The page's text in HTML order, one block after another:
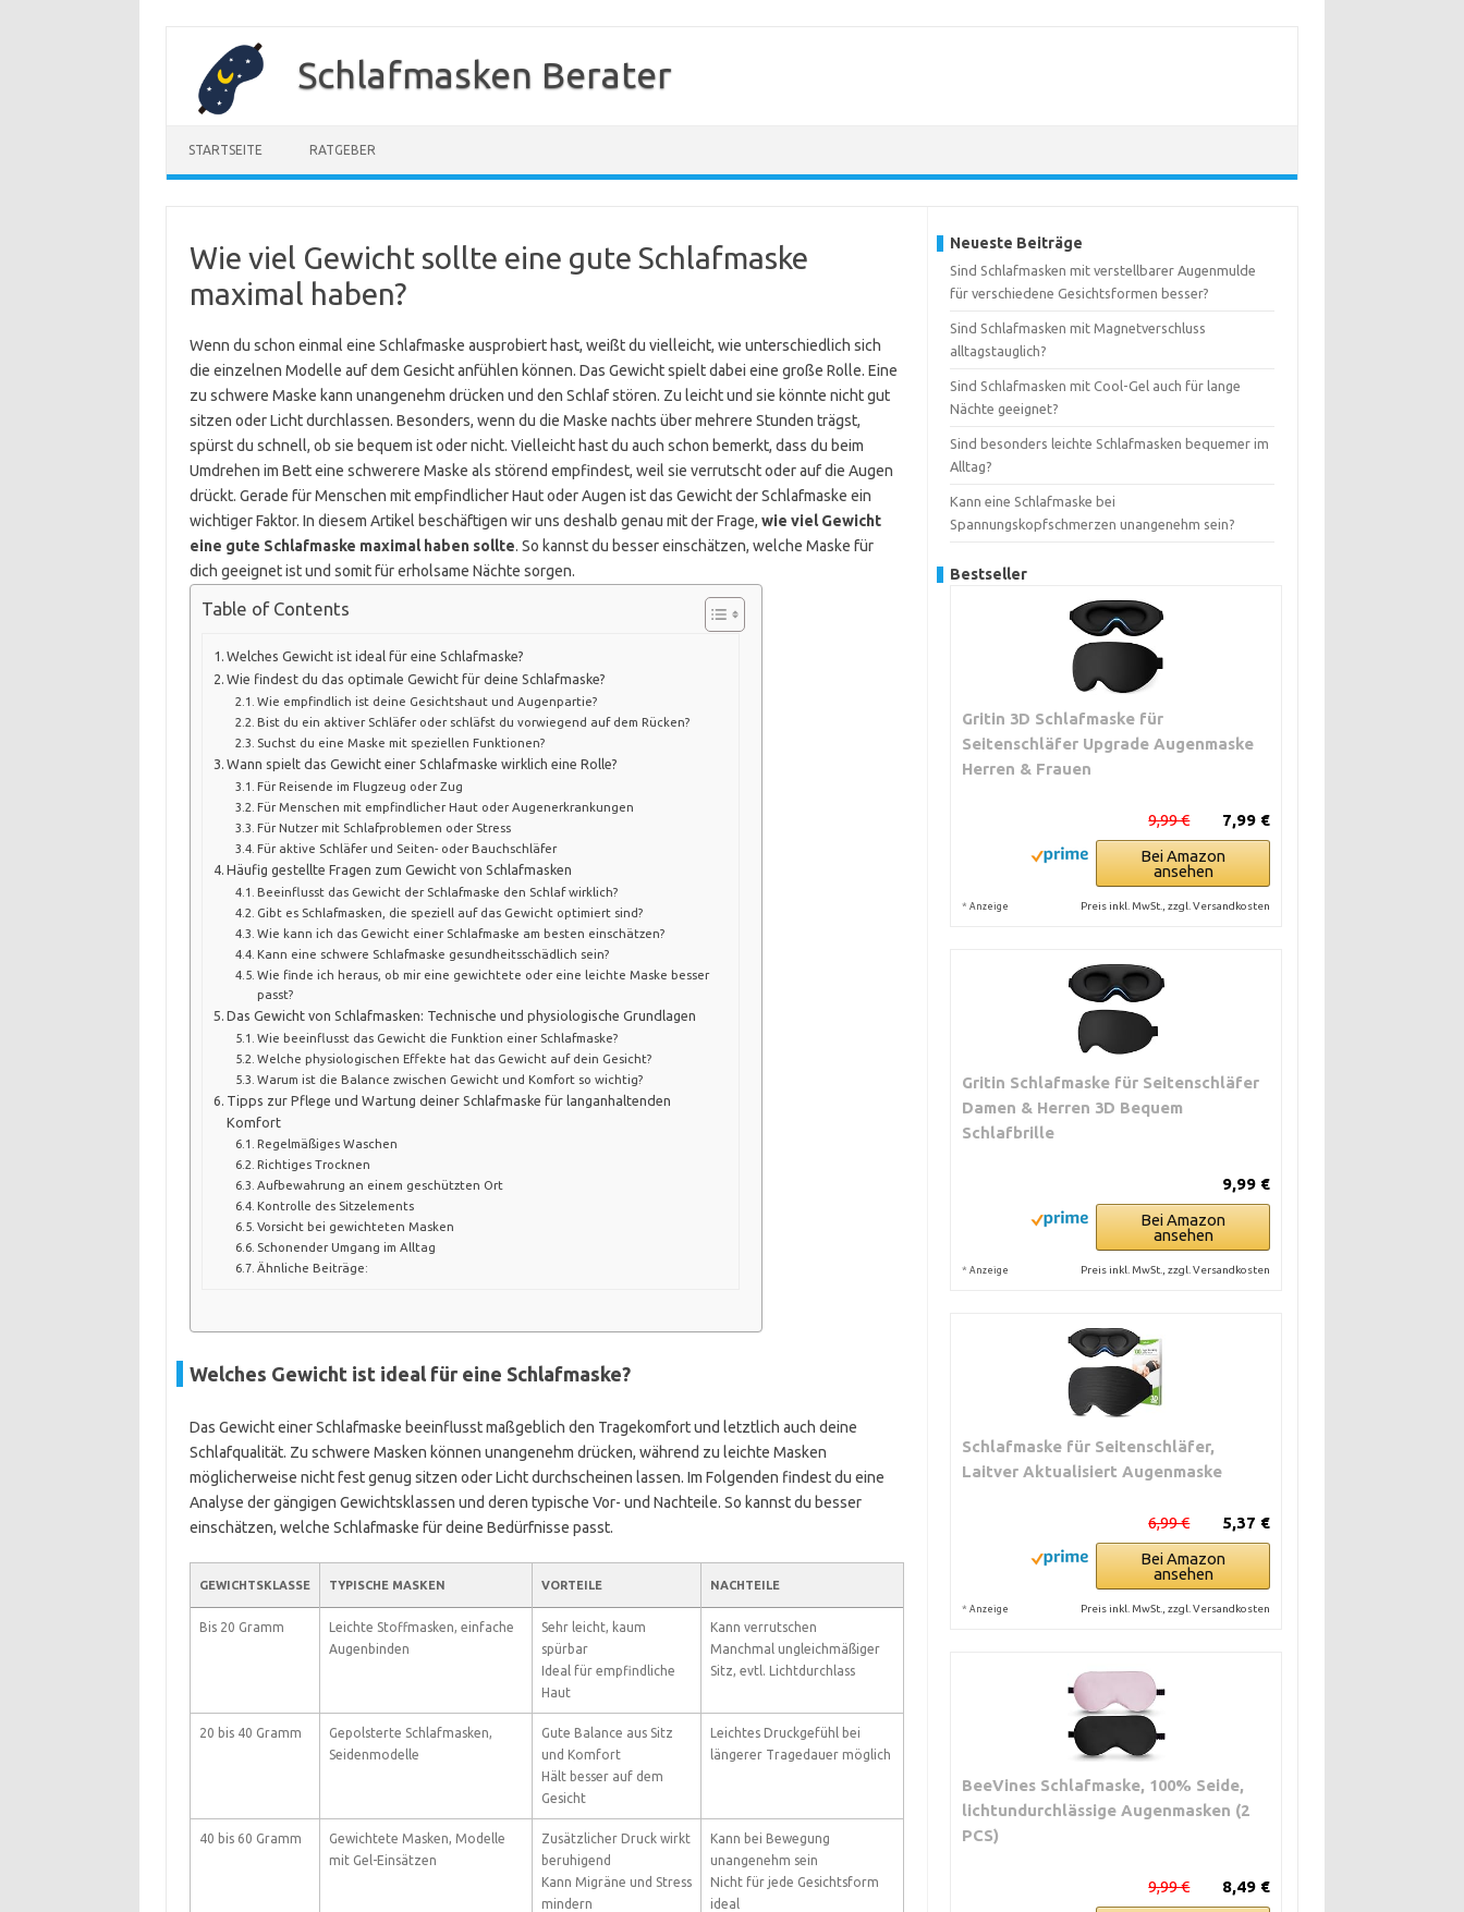
springen
Schlafmasken Berater
STARTSEITE RATGEBER
Wie viel Gewicht sollte eine gute Schlafmaske
maximal haben?
Wenn du schon einmal eine Schlafmaske ausprobiert hast, weißt du vielleicht, wie unterschiedlich sich
die einzelnen Modelle auf dem Gesicht anfühlen können. Das Gewicht spielt dabei eine große Rolle. Eine
zu schwere Maske kann unangenehm drücken und den Schlaf stören. Zu leicht und sie könnte nicht gut
sitzen oder Licht durchlassen. Besonders, wenn du die Maske nachts über mehrere Stunden trägst,
spürst du schnell, ob sie bequem ist oder nicht. Vielleicht hast du auch schon bemerkt, dass du beim
Umdrehen im Bett eine schwerere Maske als störend empfindest, weil sie verrutscht oder auf die Augen
drückt. Gerade für Menschen mit empfindlicher Haut oder Augen ist das Gewicht der Schlafmaske ein
wichtiger Faktor. In diesem Artikel beschäftigen wir uns deshalb genau mit der Frage, wie viel Gewicht
eine gute Schlafmaske maximal haben sollte. So kannst du besser einschätzen, welche Maske für
dich geeignet ist und somit für erholsame Nächte sorgen.
Table of Contents
Welches Gewicht ist ideal für eine Schlafmaske?
Wie findest du das optimale Gewicht für deine Schlafmaske?
Wie empfindlich ist deine Gesichtshaut und Augenpartie?
Bist du ein aktiver Schläfer oder schläfst du vorwiegend auf dem Rücken?
Suchst du eine Maske mit speziellen Funktionen?
Wann spielt das Gewicht einer Schlafmaske wirklich eine Rolle?
Für Reisende im Flugzeug oder Zug
Für Menschen mit empfindlicher Haut oder Augenerkrankungen
Für Nutzer mit Schlafproblemen oder Stress
Für aktive Schläfer und Seiten- oder Bauchschläfer
Häufig gestellte Fragen zum Gewicht von Schlafmasken
Beeinflusst das Gewicht der Schlafmaske den Schlaf wirklich?
Gibt es Schlafmasken, die speziell auf das Gewicht optimiert sind?
Wie kann ich das Gewicht einer Schlafmaske am besten einschätzen?
Kann eine schwere Schlafmaske gesundheitsschädlich sein?
Wie finde ich heraus, ob mir eine gewichtete oder eine leichte Maske besser
passt?
Das Gewicht von Schlafmasken: Technische und physiologische Grundlagen
Wie beeinflusst das Gewicht die Funktion einer Schlafmaske?
Welche physiologischen Effekte hat das Gewicht auf dein Gesicht?
Warum ist die Balance zwischen Gewicht und Komfort so wichtig?
Tipps zur Pflege und Wartung deiner Schlafmaske für langanhaltenden
Komfort
Regelmäßiges Waschen
Richtiges Trocknen
Aufbewahrung an einem geschützten Ort
Kontrolle des Sitzelements
Vorsicht bei gewichteten Masken
Schonender Umgang im Alltag
Ähnliche Beiträge:
Welches Gewicht ist ideal für eine Schlafmaske?
Das Gewicht einer Schlafmaske beeinflusst maßgeblich den Tragekomfort und letztlich auch deine
Schlafqualität. Zu schwere Masken können unangenehm drücken, während zu leichte Masken
möglicherweise nicht fest genug sitzen oder Licht durchscheinen lassen. Im Folgenden findest du eine
Analyse der gängigen Gewichtsklassen und deren typische Vor- und Nachteile. So kannst du besser
einschätzen, welche Schlafmaske für deine Bedürfnisse passt.
GEWICHTSKLASSE TYPISCHE MASKEN VORTEILE NACHTEILE
Bis 20 Gramm
Leichte Stoffmasken, einfache
Augenbinden
Sehr leicht, kaum
spürbar
Ideal für empfindliche
Haut
Kann verrutschen
Manchmal ungleichmäßiger
Sitz, evtl. Lichtdurchlass
20 bis 40 Gramm
Gepolsterte Schlafmasken,
Seidenmodelle
Gute Balance aus Sitz
und Komfort
Hält besser auf dem
Gesicht
Leichtes Druckgefühl bei
längerer Tragedauer möglich
40 bis 60 Gramm
Gewichtete Masken, Modelle
mit Gel-Einsätzen
Zusätzlicher Druck wirkt
beruhigend
Kann Migräne und Stress
mindern
Kann bei Bewegung
unangenehm sein
Nicht für jede Gesichtsform
ideal
Neueste Beiträge
Sind Schlafmasken mit verstellbarer Augenmulde
für verschiedene Gesichtsformen besser?
Sind Schlafmasken mit Magnetverschluss
alltagstauglich?
Sind Schlafmasken mit Cool-Gel auch für lange
Nächte geeignet?
Sind besonders leichte Schlafmasken bequemer im
Alltag?
Kann eine Schlafmaske bei
Spannungskopfschmerzen unangenehm sein?
Bestseller
Gritin 3D Schlafmaske für
Seitenschläfer Upgrade Augenmaske
Herren & Frauen
7,99 €
9,99 €
Bei Amazon
ansehen
* Anzeige Preis inkl. MwSt., zzgl. Versandkosten
Gritin Schlafmaske für Seitenschläfer
Damen & Herren 3D Bequem
Schlafbrille
9,99 €
Bei Amazon
ansehen
* Anzeige Preis inkl. MwSt., zzgl. Versandkosten
Schlafmaske für Seitenschläfer,
Laitver Aktualisiert Augenmaske
5,37 €
6,99 €
Bei Amazon
ansehen
* Anzeige Preis inkl. MwSt., zzgl. Versandkosten
BeeVines Schlafmaske, 100% Seide,
lichtundurchlässige Augenmasken (2
PCS)
8,49 €
9,99 €